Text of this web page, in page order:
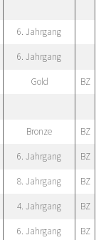
6. Jahrgang
6. Jahrgang
Gold BZ
Bronze BZ
6. Jahrgang BZ
8. Jahrgang BZ
4. Jahrgang BZ
6. Jahrgang BZ